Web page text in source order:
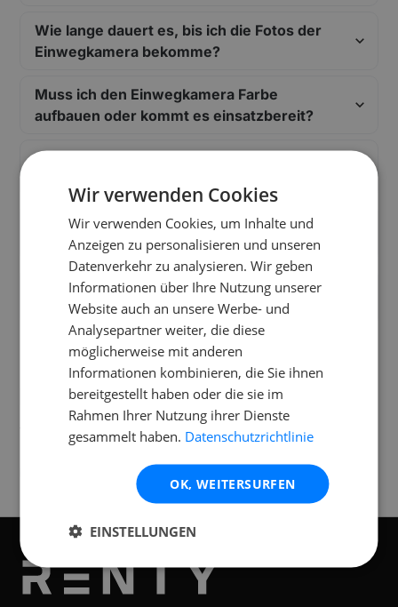
Wie lange dauert es, bis ich die Fotos der
Einwegkamera bekomme?
Muss ich den Einwegkamera Farbe
aufbauen oder kommt es einsatzbereit?
Wie verlängere ich die Miete vom
Welche Versicherung ist bei der Miete vom
Einwegkamera Farbe dabei?
Liefert ihr den Einwegkamera Farbe auch
an andere Städte?
Standorte
Verfügbar an folgendenStandorten
Wir verwenden Cookies
Wir verwenden Cookies, um Inhalte und
Anzeigen zu personalisieren und unseren
Datenverkehr zu analysieren. Wir geben
Informationen über Ihre Nutzung unserer
Website auch an unsere Werbe- und
Analysepartner weiter, die diese
möglicherweise mit anderen
Informationen kombinieren, die Sie ihnen
bereitgestellt haben oder die sie im
Rahmen Ihrer Nutzung ihrer Dienste
gesammelt haben. Datenschutzrichtlinie
OK, WEITERSURFEN
EINSTELLUNGEN